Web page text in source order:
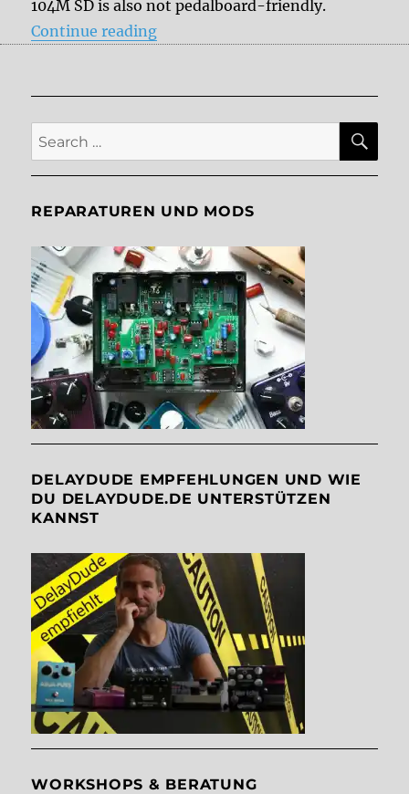
104M SD is also not pedalboard-friendly.
Continue reading“Moog Moogerfooger MF-104M
Search
for:
REPARATUREN UND MODS
DELAYDUDE EMPFEHLUNGEN UND WIE
DU DELAYDUDE.DE UNTERSTÜTZEN
KANNST
WORKSHOPS & BERATUNG